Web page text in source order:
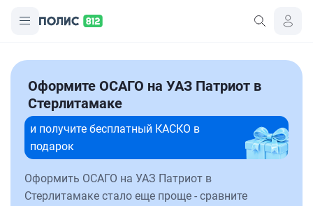
Оформите ОСАГО на УАЗ Патриот в
Стерлитамаке
и получите бесплатный КАСКО в
подарок
Оформить ОСАГО на УАЗ Патриот в
Стерлитамаке стало еще проще - сравните